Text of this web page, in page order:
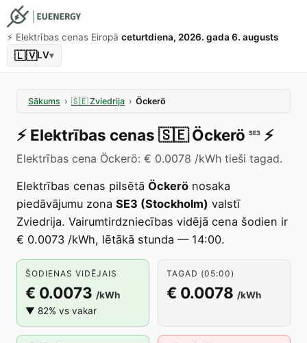
⚡️ Elektrības cenas Eiropā ceturtdiena, 2026. gada 6. augusts
🇱🇻LV▾
Sākums › 🇸🇪 Zviedrija › Öckerö
⚡️ Elektrības cenas 🇸🇪 Öckerö SE3 ⚡️
Elektrības cena Öckerö: € 0.0078 /kWh tieši tagad.
Elektrības cenas pilsētā Öckerö nosaka
piedāvājumu zona SE3 (Stockholm) valstī
Zviedrija. Vairumtirdzniecības vidējā cena šodien ir
€ 0.0073 /kWh, lētākā stunda — 14:00.
ŠODIENAS VIDĒJAIS
€ 0.0073 /kWh
▼ 82% vs vakar
TAGAD (05:00)
€ 0.0078 /kWh